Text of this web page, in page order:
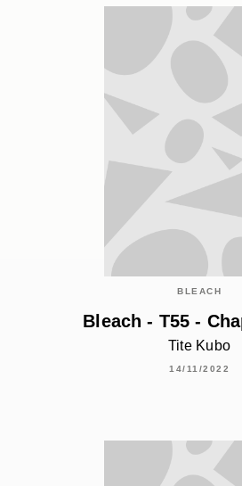
BLEACH
Bleach - T55 -
Tite Kubo
14/11/2022